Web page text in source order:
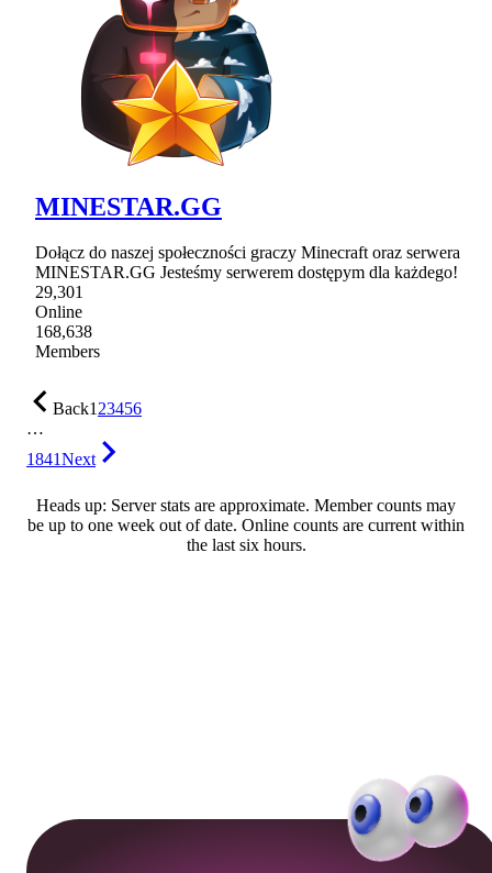
MINESTAR.GG
Dołącz do naszej społeczności graczy Minecraft oraz serwera
MINESTAR.GG Jesteśmy serwerem dostępym dla każdego!
29,301
Online
168,638
Members
Back123456
…
1841Next
Heads up: Server stats are approximate. Member counts may
be up to one week out of date. Online counts are current within
the last six hours.